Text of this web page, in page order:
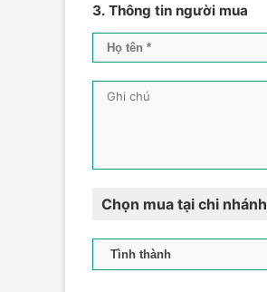
3. Thông tin người mua
Chọn mua tại chi nhánh